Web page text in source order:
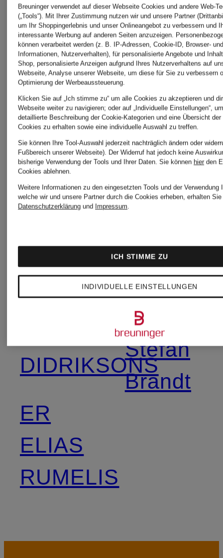
Calvin
Klein
Jeans
CINQUE
CIRCOLO
Clogs
DIDRIKSONS
ER
ELIAS
RUMELIS
lilienfels
MAC
Mode
Bag
Stefan
Brandt
Breuninger verwendet auf dieser Webseite Cookies und andere Web-
(„Tools“). Mit Ihrer Zustimmung nutzen wir und unsere Partner
um Ihr Shoppingerlebnis und unser Onlineangebot zu verbessern und
interessante Werbung auf anderen Seiten anzuzeigen.
können verarbeitet werden (z. B. IP-Adressen, Cookie-ID, Browser-
Informationen, Nutzerverhalten), für personalisierte Angebote und
Shop, personalisierte Anzeigen aufgrund Ihres Nutzerverhaltens auf
Webseite, Analyse unserer Webseite, um diese für Sie zu verbessern
Optimierung der Werbeaussteuerung.
Klicken Sie auf „Ich stimme zu“ um alle Cookies zu akzeptieren und
Webseite weiter zu navigieren; oder auf „Individuelle Einstellungen“,
detaillierte Beschreibung der Cookie-Kategorien und eine Übersicht
Cookies zu erhalten sowie eine individuelle Auswahl zu treffen.
Sie können Ihre Tool-Auswahl jederzeit nachträglich ändern oder
Fußbereich unserer Webseite). Der Widerruf hat jedoch keine
bisherige Verwendung der Tools und Ihrer Daten. Sie können hier den
Cookies ablehnen.
Weitere Informationen zu den eingesetzten Tools und der Verwendung
welche wir und unsere Partner durch die Cookies erheben, erhalten
Datenschutzerklärung und Impressum.
INDIVIDUELLE EINSTELLUNGEN
ICH STIMME ZU